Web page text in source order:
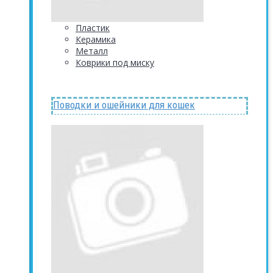
Пластик
Керамика
Металл
Коврики под миску
Поводки и ошейники для кошек